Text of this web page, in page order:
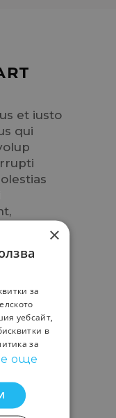
et iusto
qui
officia
odi
×
за
уебсайт,
в
за
още